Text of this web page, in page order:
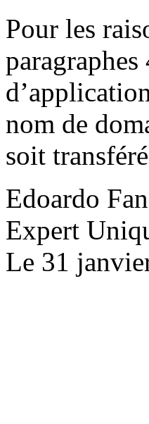
Pour les
nom de
soit
Edoardo
Expert
Le 31